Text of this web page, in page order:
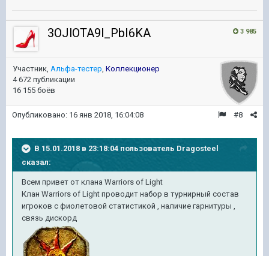
3 985
3OJlOTA9l_PbI6KA
Участник, Альфа-тестер Коллекционер
4 672 публикации
16 155 боёв
#8
Опубликовано: 16 янв 2018, 16:04:08
В 15.01.2018 в 23:18:04 пользователь Dragosteel
сказал:
Всем привет от клана Warriors of Light
Клан Warriors of Light проводит набор в турнирный состав
игроков с фиолетовой статистикой , наличие гарнитуры ,
связь дискорд